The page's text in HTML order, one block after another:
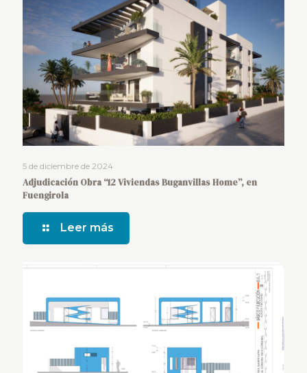
5 de diciembre de 2024
Adjudicación Obra “12 Viviendas Buganvillas Home”, en
Fuengirola
Leer más